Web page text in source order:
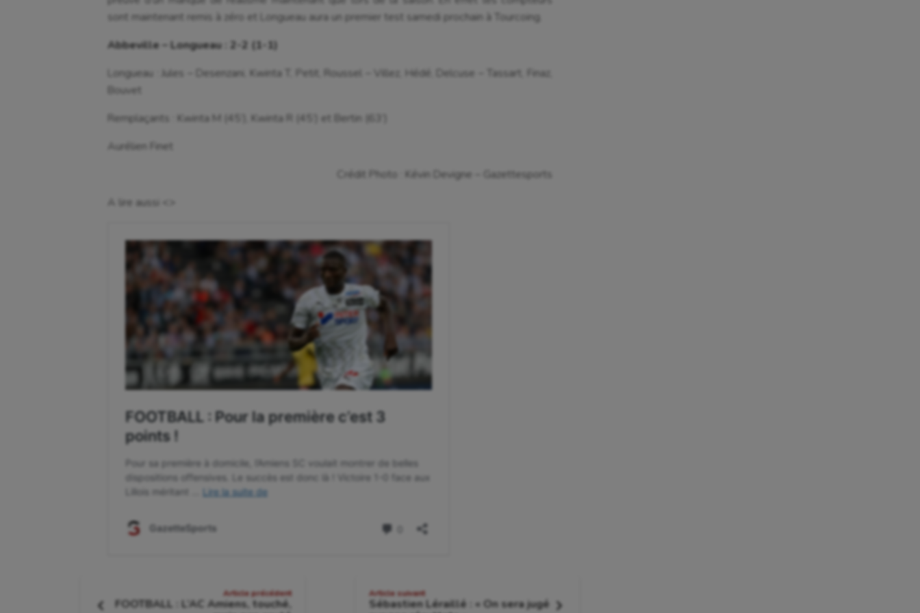
sont maintenant remis à zéro et Longueau aura un premier test samedi prochain à Tourcoing.
Abbeville – Longueau : 2-2 (1-1)
Longueau : Jules – Desenzani, Kwinta T, Petit, Roussel – Villez, Hédé, Delcuse – Tassart, Finaz,
Bouvet
Remplaçants : Kwinta M (45’), Kwinta R (45’) et Bertin (63’)
Aurélien Finet
Crédit Photo : Kévin Devigne – Gazettesports
A lire aussi <>
Article précédent
FOOTBALL : L’AC Amiens, touché,
Article suivant
Sébastien Léraillé : « On sera jugé